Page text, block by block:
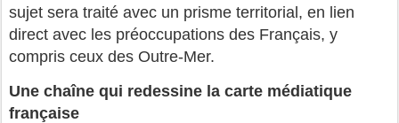
sujet sera traité avec un prisme territorial, en lien
direct avec les préoccupations des Français, y
compris ceux des Outre-Mer.
Une chaîne qui redessine la carte médiatique
française